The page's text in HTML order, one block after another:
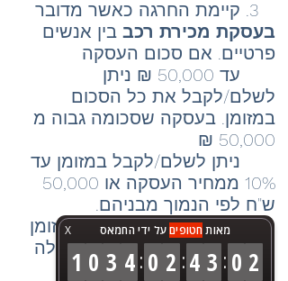
בעסקת מכירת רכב בין אנשים
פרטיים. אם סכום העסקה
עד 50,000 ₪ ניתן
לשלם/לקבל את כל הסכום
במזומן. בעסקה שסכומה גבוה מ
50,000 ₪
ניתן לשלם/לקבל במזומן עד
10% ממחיר העסקה או 50,000
ש"ח לפי הנמוך מבניהם.
4. לא ניתן לשלם/לקבל במזומן
עבורשכר עבודה בסכום העולה
על 6,000 ₪.
X מאותחטופיםעל ידי החמאס
1 0 3 4: 0 2 :4 3 : 0 2